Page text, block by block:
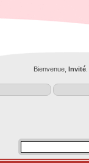
Bienvenue, Invité